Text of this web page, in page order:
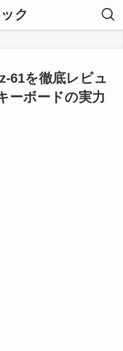
ク
61を徹底レビュ
ーボードの実力